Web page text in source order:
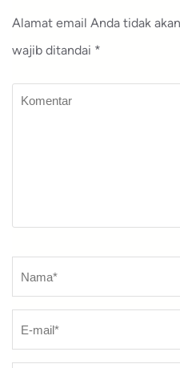
Alamat email Anda tidak
wajib ditandai *
Komentar
Nama